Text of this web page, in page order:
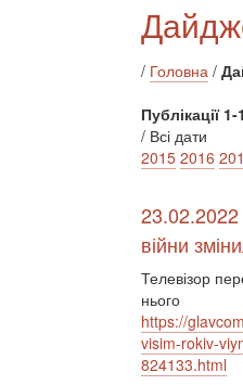
/ Головна /
Публікації
/ Всі дати
2015 2016
23.02.2022
війни
Телевізор
нього
https://
visim-rokiv-
824133.html